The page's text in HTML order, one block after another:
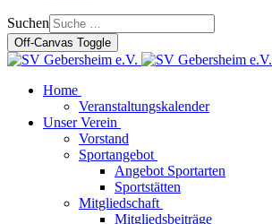
Suchen
Off-Canvas Toggle
Home
Veranstaltungskalender
Unser Verein
Vorstand
Sportangebot
Angebot Sportarten
Sportstätten
Mitgliedschaft
Mitgliedsbeiträge